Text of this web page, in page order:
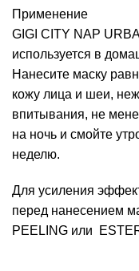
Применение
GIGI CITY NAP
используется в
Нанесите маску
кожу лица и шеи,
впитывания, не
на ночь и смойте
неделю.
Для усиления
перед нанесением
PEELING или